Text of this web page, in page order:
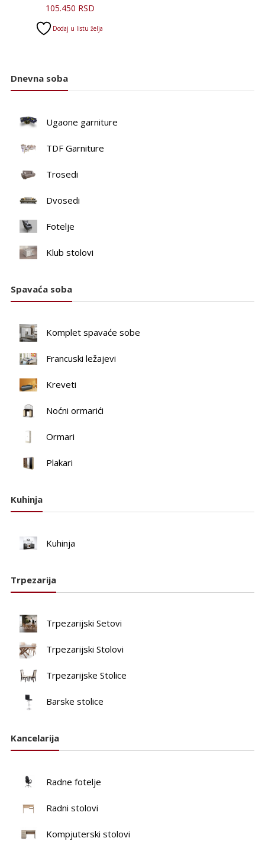
105.450 RSDTrenutna
Dodaj u listu želja
Dnevna soba
Ugaone garniture
TDF Garniture
Trosedi
Dvosedi
Fotelje
Klub stolovi
Spavaća soba
Komplet spavaće sobe
Francuski ležajevi
Kreveti
Noćni ormarići
Ormari
Plakari
Kuhinja
Kuhinja
Trpezarija
Trpezarijski Setovi
Trpezarijski Stolovi
Trpezarijske Stolice
Barske stolice
Kancelarija
Radne fotelje
Radni stolovi
Kompjuterski stolovi